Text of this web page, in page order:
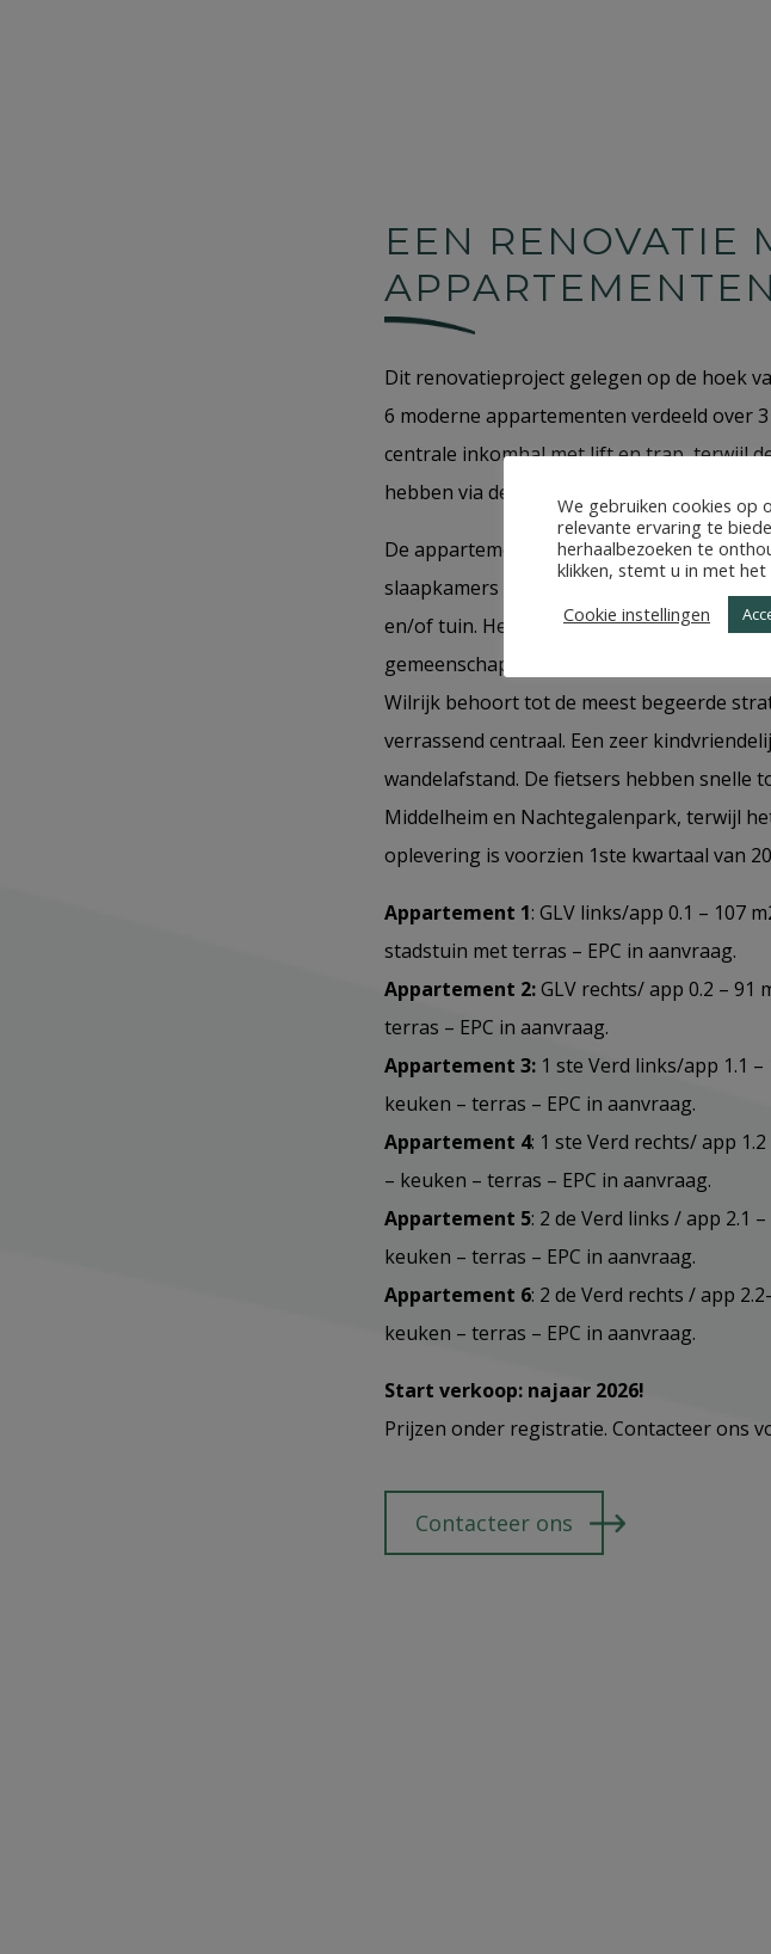
EEN RENOVATIE
APPARTEMENTEN
Dit renovatieproject gelegen op de hoek
6 moderne appartementen verdeeld over
centrale inkomhal met lift en trap, terwijl
hebben via de Reeboklaan.
De appartementen variëren in oppervlakte
slaapkamers en hebben allemaal een
en/of tuin. Het project biedt ook
gemeenschappelijke fietsenberging. De
Wilrijk behoort tot de meest begeerde
verrassend centraal. Een zeer
wandelafstand. De fietsers hebben
Middelheim en Nachtegalenpark, terwijl
oplevering is voorzien 1ste kwartaal van
Appartement 1: GLV links/app 0.1 – 107
stadstuin met terras – EPC in aanvraag.
Appartement 2:GLV rechts/ app 0.2 – 91
terras – EPC in aanvraag.
Appartement 3: 1 ste Verd links/app 1.1
keuken – terras – EPC in aanvraag.
Appartement 4: 1 ste Verd rechts/ app
– keuken – terras – EPC in aanvraag.
Appartement 5: 2 de Verd links / app 2.1
keuken – terras – EPC in aanvraag.
Appartement 6: 2 de Verd rechts / app
keuken – terras – EPC in aanvraag.
Start verkoop: najaar 2026!
Prijzen onder registratie. Contacteer ons
Contacteer ons
We gebruiken cookies op
relevante ervaring te
herhaalbezoeken te
klikken, stemt u in met het
Cookie instellingen